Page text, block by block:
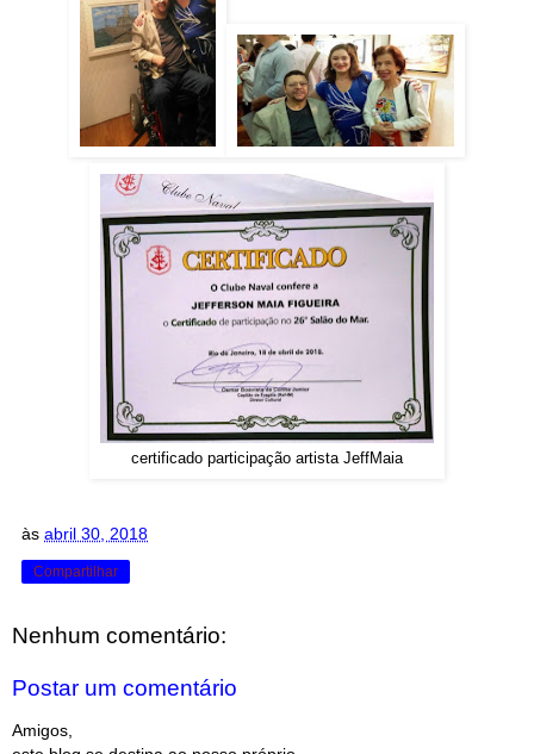
certificado participação artista JeffMaia
às abril 30, 2018
Compartilhar
Nenhum comentário:
Postar um comentário
Amigos,